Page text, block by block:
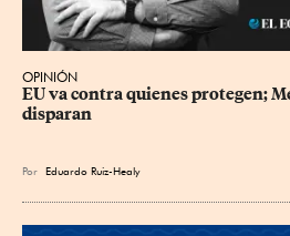
OPINIÓN
EU va contra quienes protegen;
disparan
Por Eduardo Ruiz-Healy